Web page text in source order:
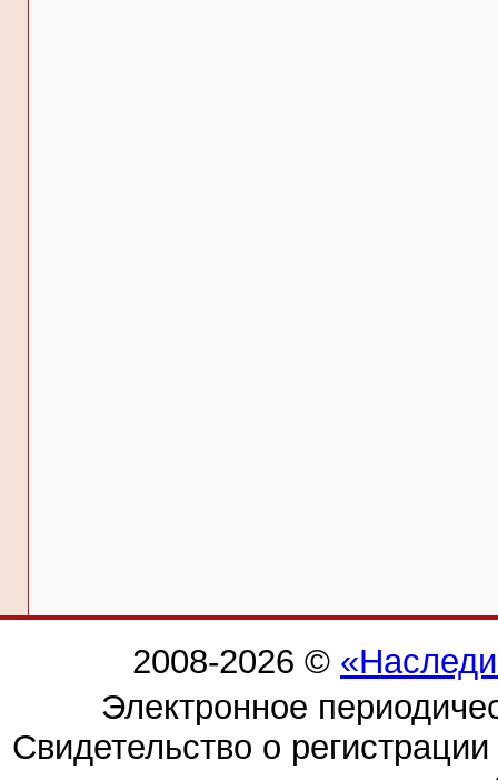
2008-2026 ©
Электронное
Свидетельство о